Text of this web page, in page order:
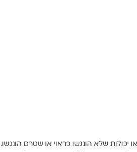
יכולות שלא הונגשו כראוי או שטרם הונגשו.